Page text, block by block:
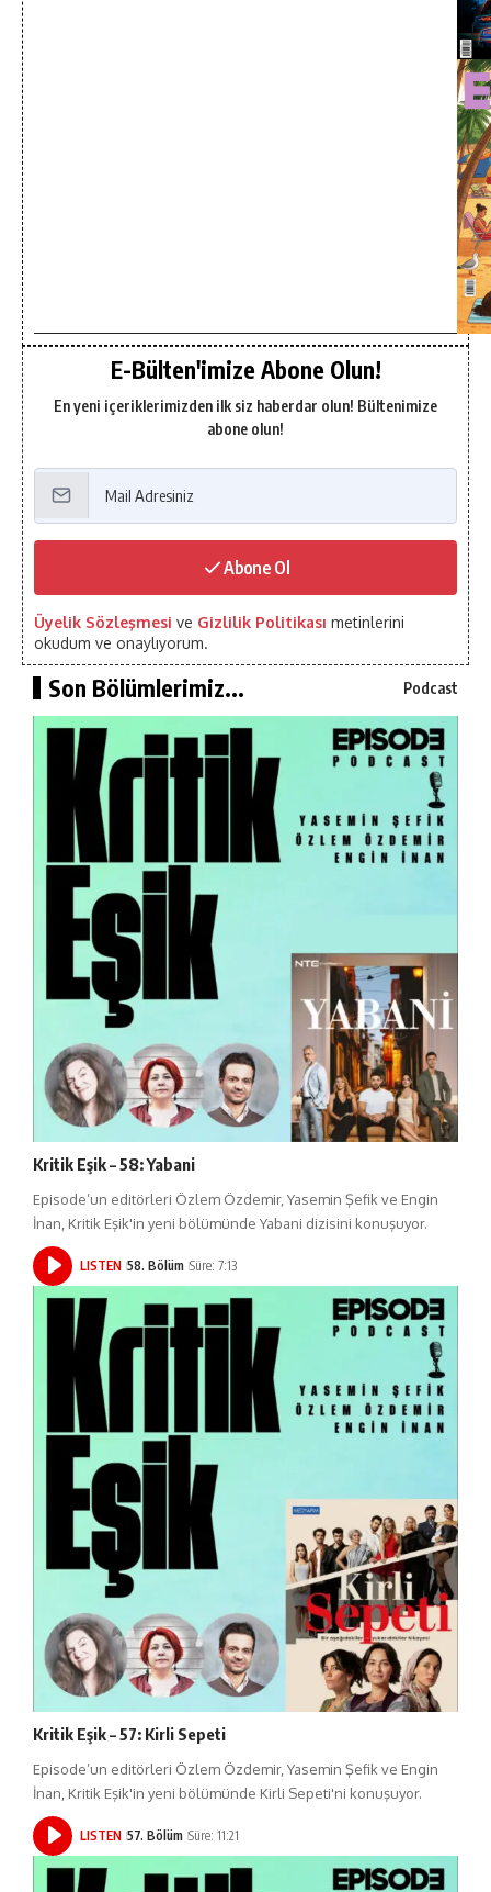
E-Bülten'imize Abone Olun!
En yeni içeriklerimizden ilk siz haberdar olun! Bültenimize
abone olun!
Abone Ol
Üyelik Sözleşmesi ve Gizlilik Politikası metinlerini
okudum ve onaylıyorum.
Son Bölümlerimiz... Podcast
Kritik Eşik – 58: Yabani
Episode’un editörleri Özlem Özdemir, Yasemin Şefik ve Engin
İnan, Kritik Eşik'in yeni bölümünde Yabani dizisini konuşuyor.
LISTEN 58. Bölüm Süre: 7:13
Kritik Eşik – 57: Kirli Sepeti
Episode’un editörleri Özlem Özdemir, Yasemin Şefik ve Engin
İnan, Kritik Eşik'in yeni bölümünde Kirli Sepeti'ni konuşuyor.
LISTEN 57. Bölüm Süre: 11:21